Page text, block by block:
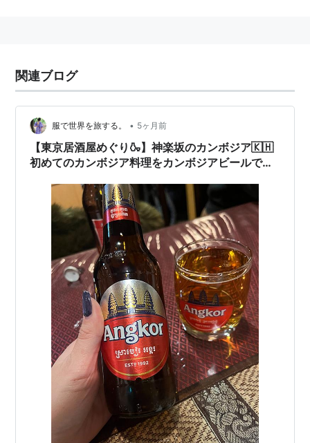
関連ブログ
服で世界を旅する。 • 5ヶ月前
【東京居酒屋めぐり🍶】神楽坂のカンボジア🇰🇭
初めてのカンボジア料理をカンボジアビールで🤤